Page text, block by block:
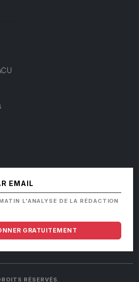
EMAIL
L'ANALYSE DE LA RÉDACTION
GRATUITEMENT
RÉSERVÉS.